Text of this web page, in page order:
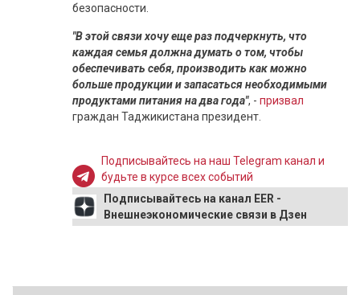
безопасности.
"В этой связи хочу еще раз подчеркнуть, что
каждая семья должна думать о том, чтобы
обеспечивать себя, производить как можно
больше продукции и запасаться необходимыми
продуктами питания на два года", - призвал
граждан Таджикистана президент.
Подписывайтесь на наш Telegram канал и
будьте в курсе всех событий
Подписывайтесь на канал EER -
Внешнеэкономические связи в Дзен